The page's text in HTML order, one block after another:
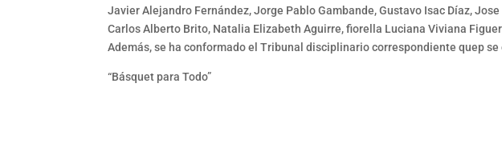
Javier Alejandro Fernández, Jorge Pablo Gambande, Gustavo Isac Díaz,
Carlos Alberto Brito, Natalia Elizabeth Aguirre, fiorella Luciana Viviana
Además, se ha conformado el Tribunal disciplinario correspondiente quep
“Básquet para Todo”